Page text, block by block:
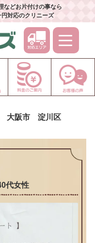
などお片付けの事なら
対応のクリニーズ
大阪市 淀川区
代女性